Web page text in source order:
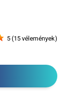
5 (15 vélemények)